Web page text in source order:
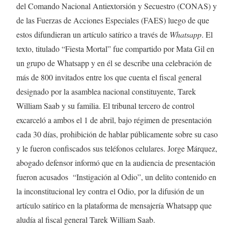
del Comando Nacional Antiextorsión y Secuestro (CONAS) y
de las Fuerzas de Acciones Especiales (FAES) luego de que
estos difundieran un artículo satírico a través de Whatsapp. El
texto, titulado “Fiesta Mortal” fue compartido por Mata Gil en
un grupo de Whatsapp y en él se describe una celebración de
más de 800 invitados entre los que cuenta el fiscal general
designado por la asamblea nacional constituyente, Tarek
William Saab y su familia. El tribunal tercero de control
excarceló a ambos el 1 de abril, bajo régimen de presentación
cada 30 días, prohibición de hablar públicamente sobre su caso
y le fueron confiscados sus teléfonos celulares. Jorge Márquez,
abogado defensor informó que en la audiencia de presentación
fueron acusados “Instigación al Odio”, un delito contenido en
la inconstitucional ley contra el Odio, por la difusión de un
artículo satírico en la plataforma de mensajería Whatsapp que
aludía al fiscal general Tarek William Saab.